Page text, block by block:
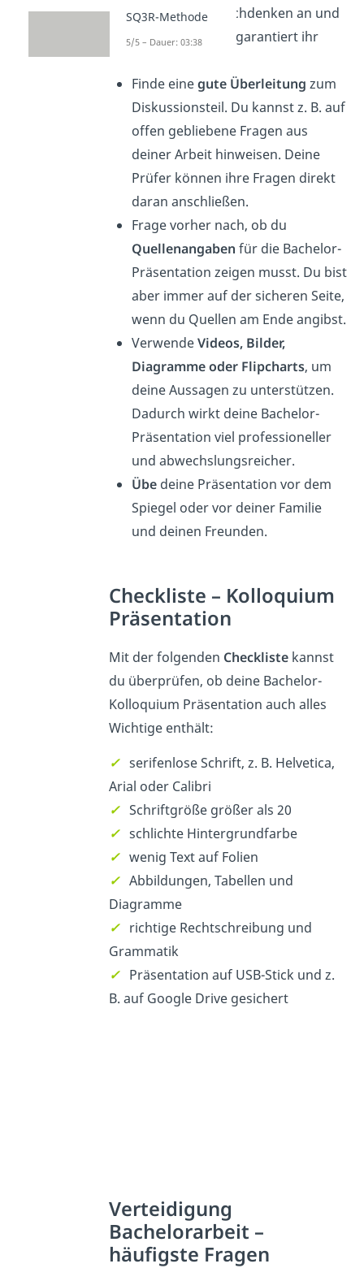
Zuhörer zum Nachdenken an und
du weckst somit garantiert ihr
Finde einegute Überleitung zum
Diskussionsteil. Du kannst z. B. auf
offen gebliebene Fragen aus
deiner Arbeit hinweisen. Deine
Prüfer können ihre Fragen direkt
daran anschließen.
Frage vorher nach, ob du
Quellenangaben für die Bachelor-
Präsentation zeigen musst. Du bist
aber immer auf der sicheren Seite,
wenn du Quellen am Ende angibst.
VerwendeVideos, Bilder,
Diagramme oder Flipcharts, um
deine Aussagen zu unterstützen.
Dadurch wirkt deine Bachelor-
Präsentation viel professioneller
und abwechslungsreicher.
Übedeine Präsentation vor dem
Spiegel oder vor deiner Familie
und deinen Freunden.
Checkliste – Kolloquium
Präsentation
Mit der folgenden Checklistekannst
du überprüfen, ob deine Bachelor-
Kolloquium Präsentation auch alles
Wichtige enthält:
✓ serifenlose Schrift, z. B. Helvetica,
Arial oder Calibri
✓ Schriftgröße größer als 20
✓ schlichte Hintergrundfarbe
✓ wenig Text auf Folien
✓ Abbildungen, Tabellen und
Diagramme
✓ richtige Rechtschreibung und
Grammatik
✓ Präsentation auf USB-Stick und z.
B. auf Google Drive gesichert
Verteidigung
Bachelorarbeit –
häufigste Fragen
SQ3R-Methode
5/5 – Dauer: 03:38